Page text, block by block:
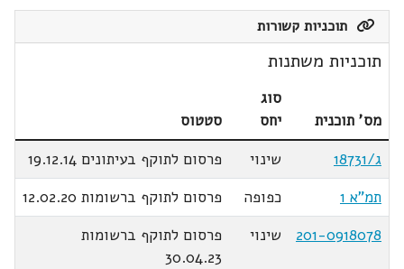
תוכניות קשורות
תוכניות משתנות
מס' תוכנית
סוג
יחס
סטטוס
ג/18731
שינוי
פרסום לתוקף בעיתונים 19.12.14
תמ"א 1
כפופה
פרסום לתוקף ברשומות 12.02.20
201-0918078
שינוי
פרסום לתוקף ברשומות
30.04.23